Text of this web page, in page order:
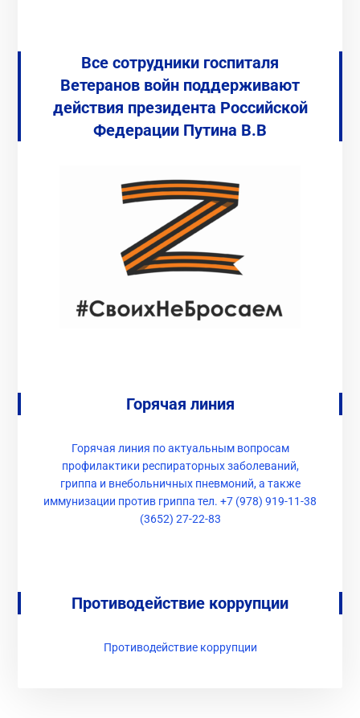
Все сотрудники госпиталя
Ветеранов войн поддерживают
действия президента Российской
Федерации Путина В.В
Горячая линия
Горячая линия по актуальным вопросам
профилактики респираторных заболеваний,
гриппа и внебольничных пневмоний, а также
иммунизации против гриппа тел. +7 (978) 919-11-38
(3652) 27-22-83
Противодействие коррупции
Противодействие коррупции